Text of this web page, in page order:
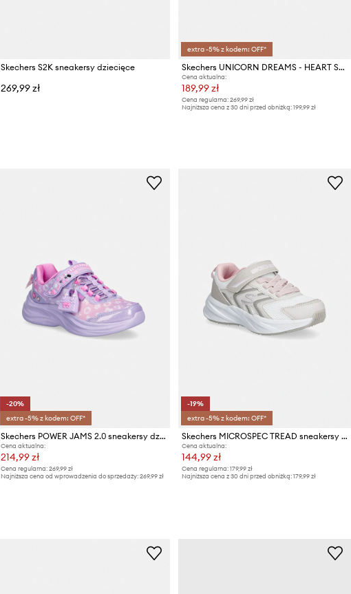
Skechers S2K sneakersy dziecięce
269,99 zł
extra -5% z kodem: OFF*
Skechers UNICORN DREAMS - HEART SPARKL sneakersy dziecięce
Cena aktualna:
189,99 zł
Cena regularna: 269,99 zł
Najniższa cena z 30 dni przed obniżką: 199,99 zł
-20%
extra -5% z kodem: OFF*
Skechers POWER JAMS 2.0 sneakersy dziecięce
Cena aktualna:
214,99 zł
Cena regularna: 269,99 zł
Najniższa cena od wprowadzenia do sprzedaży: 269,99 zł
-19%
extra -5% z kodem: OFF*
Skechers MICROSPEC TREAD sneakersy dziecięce
Cena aktualna:
144,99 zł
Cena regularna: 179,99 zł
Najniższa cena z 30 dni przed obniżką: 179,99 zł